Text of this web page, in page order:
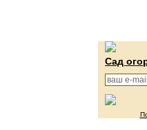
Сад